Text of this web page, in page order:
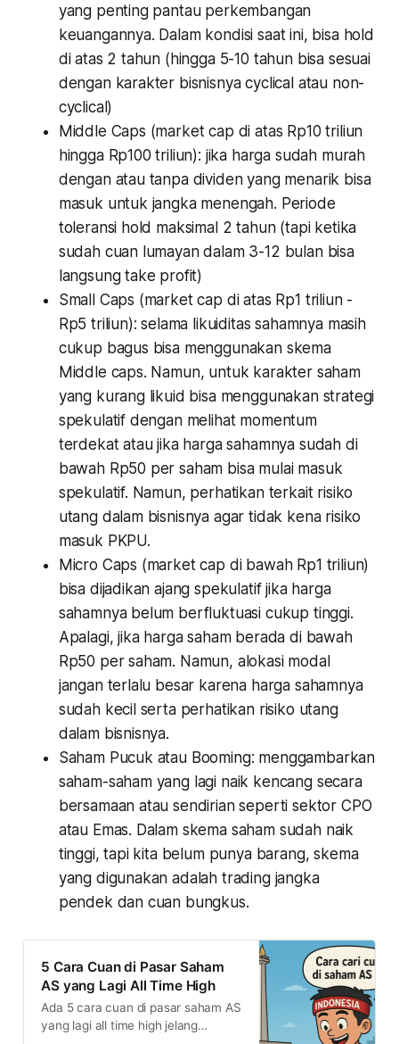
yang penting pantau perkembangan
keuangannya. Dalam kondisi saat ini, bisa hold
di atas 2 tahun (hingga 5-10 tahun bisa sesuai
dengan karakter bisnisnya cyclical atau non-
cyclical)
Middle Caps (market cap di atas Rp10 triliun
hingga Rp100 triliun): jika harga sudah murah
dengan atau tanpa dividen yang menarik bisa
masuk untuk jangka menengah. Periode
toleransi hold maksimal 2 tahun (tapi ketika
sudah cuan lumayan dalam 3-12 bulan bisa
langsung take profit)
Small Caps (market cap di atas Rp1 triliun -
Rp5 triliun): selama likuiditas sahamnya masih
cukup bagus bisa menggunakan skema
Middle caps. Namun, untuk karakter saham
yang kurang likuid bisa menggunakan strategi
spekulatif dengan melihat momentum
terdekat atau jika harga sahamnya sudah di
bawah Rp50 per saham bisa mulai masuk
spekulatif. Namun, perhatikan terkait risiko
utang dalam bisnisnya agar tidak kena risiko
masuk PKPU.
Micro Caps (market cap di bawah Rp1 triliun)
bisa dijadikan ajang spekulatif jika harga
sahamnya belum berfluktuasi cukup tinggi.
Apalagi, jika harga saham berada di bawah
Rp50 per saham. Namun, alokasi modal
jangan terlalu besar karena harga sahamnya
sudah kecil serta perhatikan risiko utang
dalam bisnisnya.
Saham Pucuk atau Booming: menggambarkan
saham-saham yang lagi naik kencang secara
bersamaan atau sendirian seperti sektor CPO
atau Emas. Dalam skema saham sudah naik
tinggi, tapi kita belum punya barang, skema
yang digunakan adalah trading jangka
pendek dan cuan bungkus.
5 Cara Cuan di Pasar Saham
AS yang Lagi All Time High
Ada 5 cara cuan di pasar saham AS
yang lagi all time high jelang